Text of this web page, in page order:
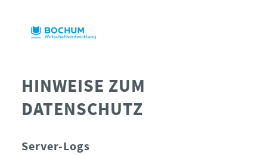
HINWEISE ZUM
DATENSCHUTZ
Server-Logs